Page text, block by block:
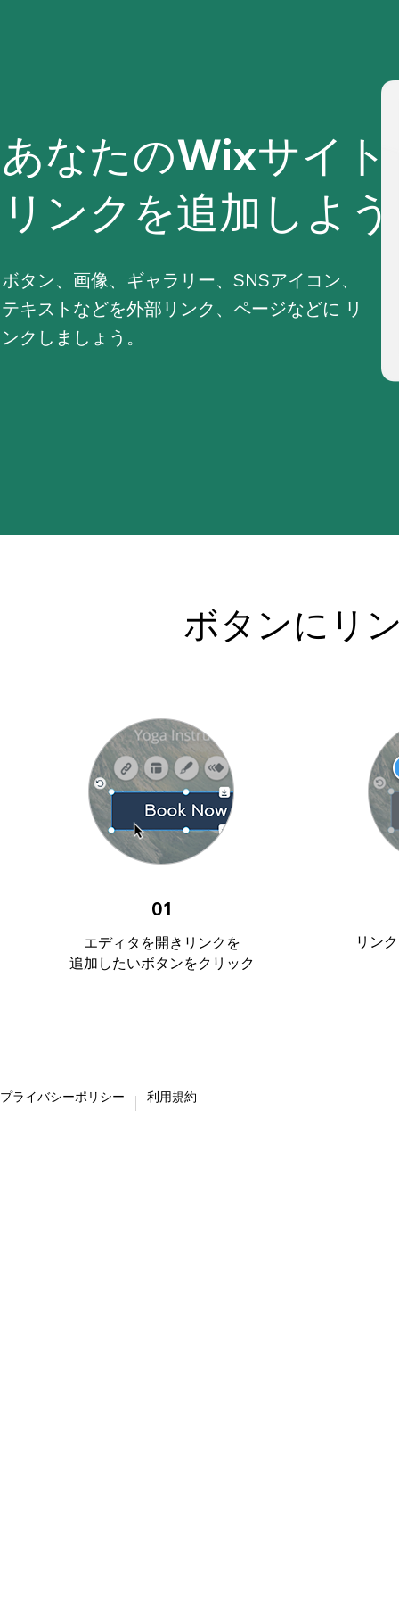
あなたのWixサイト
リンクを追加しよう
ボタン、画像、ギャラリー、SNSアイコン、
テキストなどを外部リンク、ページなどに リ
ンクしましょう。
ボタンにリ
01
エディタを開きリンクを
追加したいボタンをクリック
リン
利用規約
プライバシーポリシー